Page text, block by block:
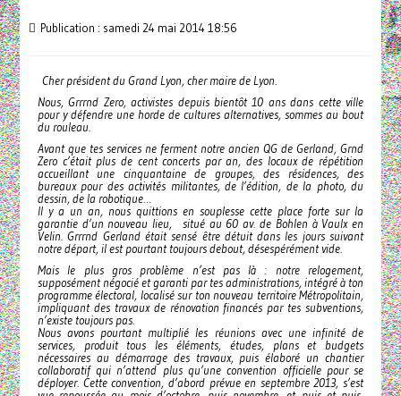
Publication : samedi 24 mai 2014 18:56
Cher président du Grand Lyon, cher maire de Lyon.
Nous, Grrrnd Zero, activistes depuis bientôt 10 ans dans cette ville
pour y défendre une horde de cultures alternatives, sommes au bout
du rouleau.
Avant que tes services ne ferment notre ancien QG de Gerland, Grnd
Zero c’était plus de cent concerts par an, des locaux de répétition
accueillant une cinquantaine de groupes, des résidences, des
bureaux pour des activités militantes, de l’édition, de la photo, du
dessin, de la robotique…
Il y a un an, nous quittions en souplesse cette place forte sur la
garantie d’un nouveau lieu, situé au 60 av. de Bohlen à Vaulx en
Velin. Grrrnd Gerland était sensé être détuit dans les jours suivant
notre départ, il est pourtant toujours debout, désespérément vide.
Mais le plus gros problème n’est pas là : notre relogement,
supposément négocié et garanti par tes administrations, intégré à ton
programme électoral, localisé sur ton nouveau territoire Métropolitain,
impliquant des travaux de rénovation financés par tes subventions,
n’existe toujours pas.
Nous avons pourtant multiplié les réunions avec une infinité de
services, produit tous les éléments, études, plans et budgets
nécessaires au démarrage des travaux, puis élaboré un chantier
collaboratif qui n’attend plus qu’une convention officielle pour se
déployer. Cette convention, d’abord prévue en septembre 2013, s’est